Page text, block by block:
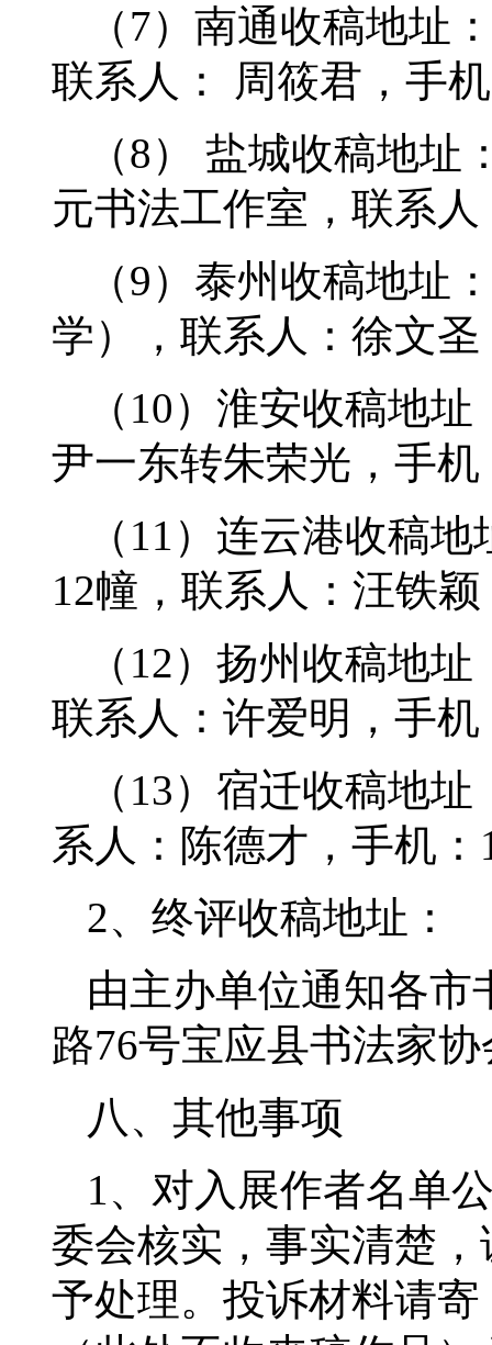
（7）南通收稿地址
联系人： 周筱君，手
（8） 盐城收稿地
元书法工作室，联系人
（9）泰州收稿地址
学），联系人：徐文圣
（10）淮安收稿地
尹一东转朱荣光，手机
（11）连云港收稿
12幢，联系人：汪铁
（12）扬州收稿地
联系人：许爱明，手机
（13）宿迁收稿地
系人：陈德才，手机：
2、终评收稿地址：
由主办单位通知各
路76号宝应县书法家
八、其他事项
1、对入展作者名单
委会核实，事实清楚
予处理。投诉材料请